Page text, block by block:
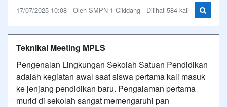
17/07/2025 10:08 - Oleh SMPN 1 Cikidang - Dilihat 584 kali
Teknikal Meeting MPLS
Pengenalan Lingkungan Sekolah Satuan Pendidikan
adalah kegiatan awal saat siswa pertama kali masuk
ke jenjang pendidikan baru. Pengalaman pertama
murid di sekolah sangat memengaruhi pan